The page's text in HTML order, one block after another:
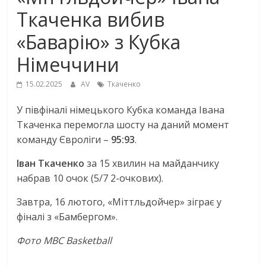
Ткаченка вибив
«Баварію» з Кубка
Німеччини
15.02.2025 AV Ткаченко
У півфіналі німецького Кубка команда Івана
Ткаченка перемогла шосту на даний момент
команду Євроліги – 95:93.
Іван Ткаченко за 15 хвилин на майданчику
набрав 10 очок (5/7 2-очкових).
Завтра, 16 лютого, «Міттльдойчер» зіграє у
фіналі з «Бамбергом».
Фото MBC Basketball